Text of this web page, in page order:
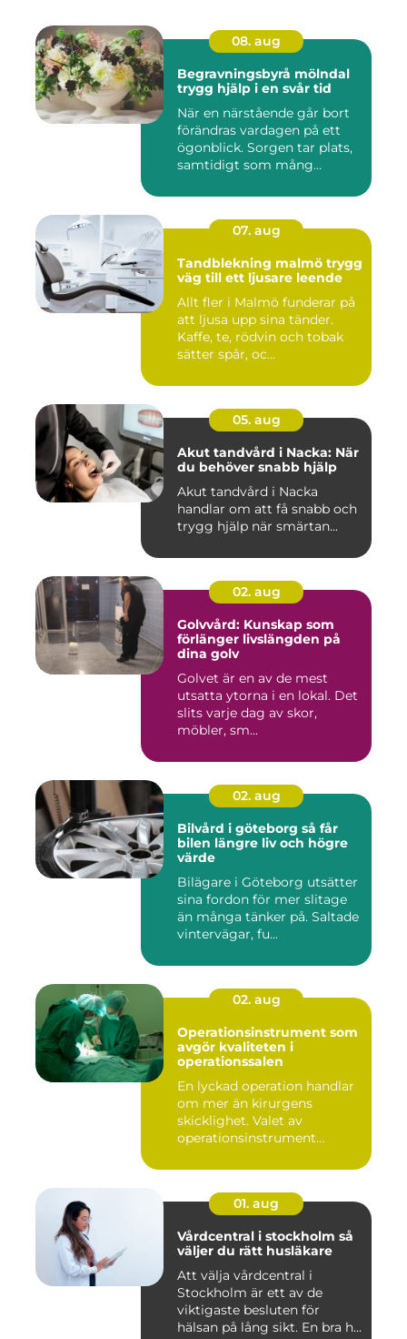
08. aug
Begravningsbyrå mölndal
trygg hjälp i en svår tid
När en närstående går bort
förändras vardagen på ett
ögonblick. Sorgen tar plats,
samtidigt som mång...
07. aug
Tandblekning malmö trygg
väg till ett ljusare leende
Allt fler i Malmö funderar på
att ljusa upp sina tänder.
Kaffe, te, rödvin och tobak
sätter spår, oc...
05. aug
Akut tandvård i Nacka: När
du behöver snabb hjälp
Akut tandvård i Nacka
handlar om att få snabb och
trygg hjälp när smärtan...
02. aug
Golvvård: Kunskap som
förlänger livslängden på
dina golv
Golvet är en av de mest
utsatta ytorna i en lokal. Det
slits varje dag av skor,
möbler, sm...
02. aug
Bilvård i göteborg så får
bilen längre liv och högre
värde
Bilägare i Göteborg utsätter
sina fordon för mer slitage
än många tänker på. Saltade
vintervägar, fu...
02. aug
Operationsinstrument som
avgör kvaliteten i
operationssalen
En lyckad operation handlar
om mer än kirurgens
skicklighet. Valet av
operationsinstrument
01. aug
Vårdcentral i stockholm så
väljer du rätt husläkare
Att välja vårdcentral i
Stockholm är ett av de
viktigaste besluten för
hälsan på lång sikt. En bra h...